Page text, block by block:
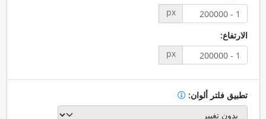
px
الارتفاع:
px
تطبيق فلتر ألوان: